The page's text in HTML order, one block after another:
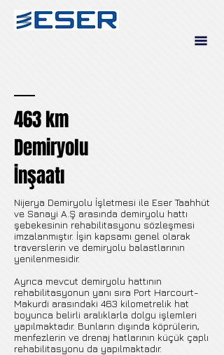
463 km
Demiryolu
İnşaatı
Nijerya Demiryolu İşletmesi ile Eser Taahhüt
ve Sanayi A.Ş arasında demiryolu hattı
şebekesinin rehabilitasyonu sözleşmesi
imzalanmıştır. İşin kapsamı genel olarak
traverslerin ve demiryolu balastlarının
yenilenmesidir.
Ayrıca mevcut demiryolu hattının
rehabilitasyonun yanı sıra Port Harcourt-
Makurdi arasındaki 463 kilometrelik hat
boyunca belirli aralıklarla dolgu işlemleri
yapılmaktadır. Bunların dışında köprülerin,
menfezlerin ve drenaj hatlarının küçük çaplı
rehabilitasyonu da yapılmaktadır.